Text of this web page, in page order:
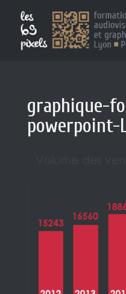
graphique-
powerpoint-